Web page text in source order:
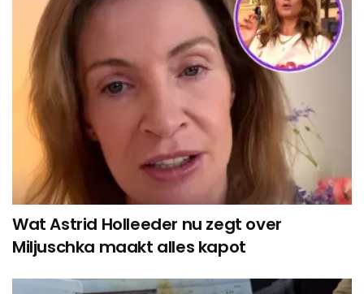
Wat Astrid Holleeder nu zegt over
Miljuschka maakt alles kapot